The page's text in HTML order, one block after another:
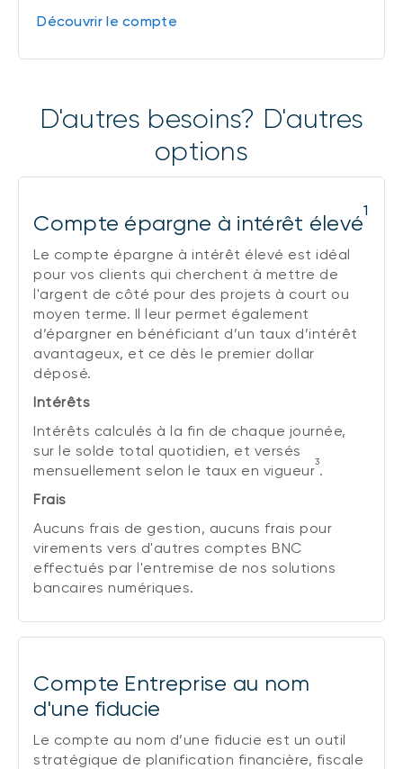
Découvrir le compte
D'autres besoins? D'autres
options
Compte épargne à intérêt élevé1
Le compte épargne à intérêt élevé est idéal
pour vos clients qui cherchent à mettre de
l'argent de côté pour des projets à court ou
moyen terme. Il leur permet également
d’épargner en bénéficiant d’un taux d’intérêt
avantageux, et ce dès le premier dollar
déposé.
Intérêts
Intérêts calculés à la fin de chaque journée,
sur le solde total quotidien, et versés
mensuellement selon le taux en vigueur3.
Frais
Aucuns frais de gestion, aucuns frais pour
virements vers d'autres comptes BNC
effectués par l'entremise de nos solutions
bancaires numériques.
Compte Entreprise au nom
d'une fiducie
Le compte au nom d’une fiducie est un outil
stratégique de planification financière, fiscale